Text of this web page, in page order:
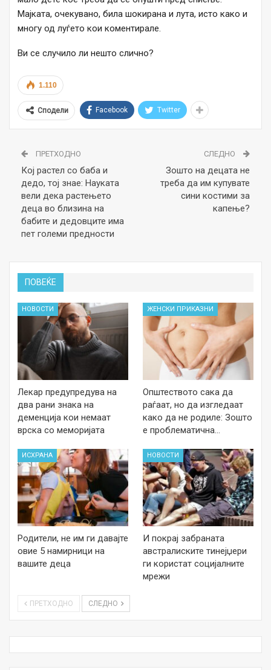
Мајката, очекувано, била шокирана и лута, исто како и
многу од луѓето кои коментирале.
Ви се случило ли нешто слично?
1.110
Сподели Facebook Twitter
ПРЕТХОДНО
Кој растел со баба и
дедо, тој знае: Науката
вели дека растењето
деца во близина на
бабите и дедовците има
пет големи предности
СЛЕДНО
Зошто на децата не
треба да им купувате
сини костими за
капење?
ПОВЕЌЕ
НОВОСТИ
Лекар предупредува на
два рани знака на
деменција кои немаат
врска со меморијата
ЖЕНСКИ ПРИКАЗНИ
Општеството сака да
раѓаат, но да изгледаат
како да не родиле: Зошто
е проблематична…
ИСХРАНА
Родители, не им ги давајте
овие 5 намирници на
вашите деца
НОВОСТИ
И покрај забраната
австралиските тинејџери
ги користат социјалните
мрежи
ПРЕТХОДНО СЛЕДНО